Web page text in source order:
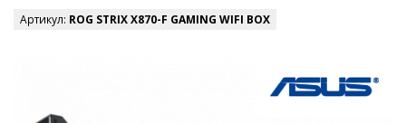
Артикул: ROG STRIX X870-F GAMING WIFI BOX